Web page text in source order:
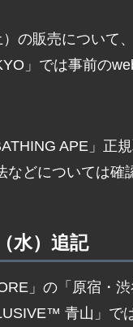
の販売について
」では事前の
APE」正
などについては確
水）追記
」の「原宿・
青山」で